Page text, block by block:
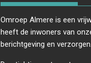
Omroep Almere is een
heeft de inwoners van
berichtgeving en verzorgen.